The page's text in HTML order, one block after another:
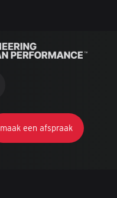
maak een afspraak